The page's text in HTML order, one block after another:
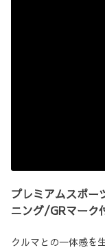
プレミアムスポー
ニング/GRマーク
クルマとの一体感を